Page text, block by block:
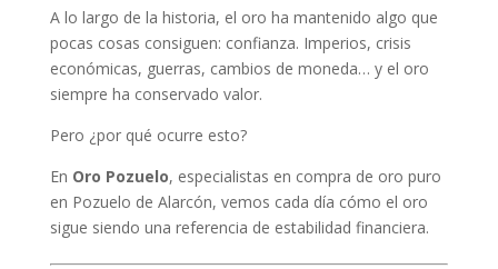
A lo largo de la historia, el oro ha mantenido algo que
pocas cosas consiguen: confianza. Imperios, crisis
económicas, guerras, cambios de moneda… y el oro
siempre ha conservado valor.
Pero ¿por qué ocurre esto?
En Oro Pozuelo, especialistas en compra de oro puro
en Pozuelo de Alarcón, vemos cada día cómo el oro
sigue siendo una referencia de estabilidad financiera.